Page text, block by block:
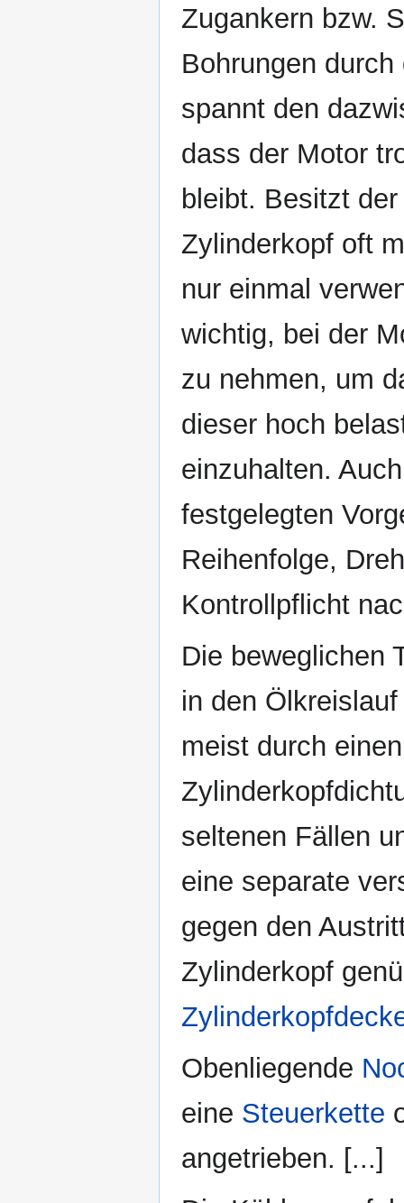
Zugankern bzw.
Bohrungen
spannt den
dass der Motor
bleibt. Besitzt
Zylinderkopf oft
nur einmal
wichtig, bei der
zu nehmen, um
dieser hoch
einzuhalten.
festgelegten
Reihenfolge,
Kontrollpflicht
Die beweglichen
in den
meist durch
seltenen Fällen
eine separate
gegen den
Zylinderkopf
Obenliegende
eine Steuerkette
angetrieben. [...]